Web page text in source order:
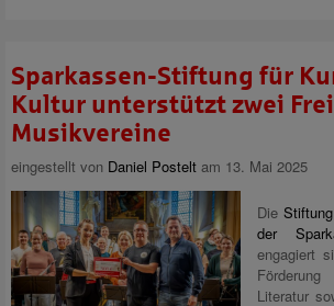
Sparkassen-Stiftung für
Kultur unterstützt zwei
Musikvereine
eingestellt von Daniel Postelt am 13. Mai 2025
Die
der
engagiert
Literatur